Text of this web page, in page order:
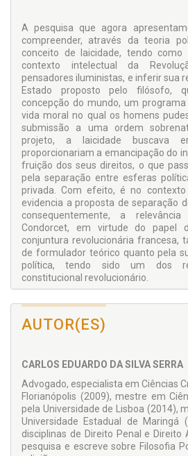
A pesquisa que agora
compreender, através da teoria
conceito de laicidade, tendo
contexto intelectual da
pensadores iluministas, e inferir sua
Estado proposto pelo filósofo,
concepção do mundo, um
vida moral no qual os homens
submissão a uma ordem
projeto, a laicidade buscava
proporcionariam a emancipação do
fruição dos seus direitos, o que
pela separação entre esferas
privada. Com efeito, é no
evidencia a proposta de separação
consequentemente, a
Condorcet, em virtude do papel
conjuntura revolucionária francesa,
de formulador teórico quanto pela
política, tendo sido um dos
constitucional revolucionário.
AUTOR(ES)
CARLOS EDUARDO DA SILVA SERRA
Advogado, especialista em Ciências
Florianópolis (2009), mestre em
pela Universidade de Lisboa (2014),
Universidade Estadual de Maringá
disciplinas de Direito Penal e
pesquisa e escreve sobre Filosofia